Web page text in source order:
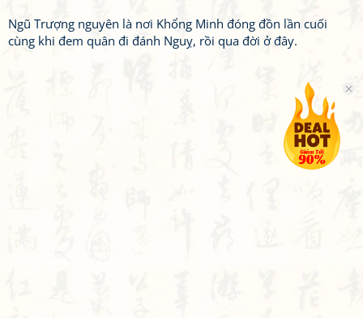
Ngũ Trượng nguyên là nơi Khổng Minh đóng đồn lần cuối
cùng khi đem quân đi đánh Nguỵ, rồi qua đời ở đây.